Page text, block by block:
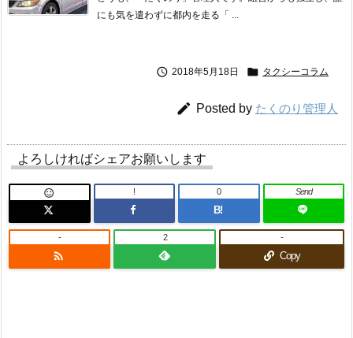
にも気を遣わずに都内を走る「 ...
 2018年5月18日  タクシーコラム
 Posted by たくのり管理人
よろしければシェアお願いします
 !
B!
0 Send

- 2
Copy
-